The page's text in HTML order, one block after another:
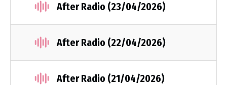
After Radio (23/04/2026)
After Radio (22/04/2026)
After Radio (21/04/2026)